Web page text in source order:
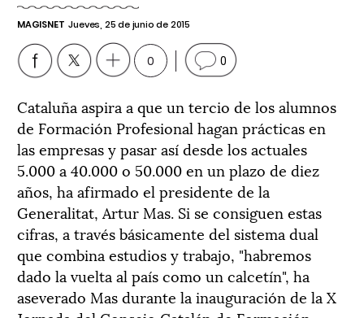
MAGISNET Jueves, 25 de junio de 2015
0 0
Cataluña aspira a que un tercio de los alumnos
de Formación Profesional hagan prácticas en
las empresas y pasar así desde los actuales
5.000 a 40.000 o 50.000 en un plazo de diez
años, ha afirmado el presidente de la
Generalitat, Artur Mas. Si se consiguen estas
cifras, a través básicamente del sistema dual
que combina estudios y trabajo, "habremos
dado la vuelta al país como un calcetín", ha
aseverado Mas durante la inauguración de la X